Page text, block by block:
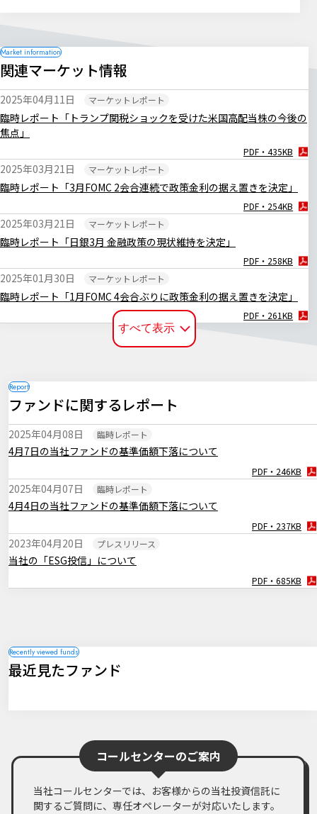
関連マーケット情報
臨時レポート「トランプ関税ショックを受けた米国高配当株の今後の
焦点」
2025年04月11日 マーケットレポート
PDF・435KB
臨時レポート「3月FOMC 2会合連続で政策金利の据え置きを決定」
2025年03月21日 マーケットレポート
PDF・254KB
臨時レポート「日銀3月 金融政策の現状維持を決定」
2025年03月21日 マーケットレポート
PDF・258KB
臨時レポート「1月FOMC 4会合ぶりに政策金利の据え置きを決定」
2025年01月30日 マーケットレポート
PDF・261KB
臨時レポート「日銀1月 0.50％への追加利上げを決定」
マーケットレポート
臨時レポート「日銀12月 金融政策の現状維持を決定」
2024年12月20日
PDF・255KB
臨時レポート「12月FOMC 3会合連続で利下げを決定」
2024年12月19日 マーケットレポート
PDF・256KB
臨時レポート「11月FOMC 2会合連続で利下げを決定」
2024年11月08日 マーケットレポート
PDF・262KB
臨時レポート「日銀10月 金融政策の現状維持を決定」
2024年11月01日 マーケットレポート
PDF・269KB
すべて表示
ファンドに関するレポート
4月7日の当社ファンドの基準価額下落について
2025年04月08日 臨時レポート
PDF・246KB
4月4日の当社ファンドの基準価額下落について
2025年04月07日 臨時レポート
PDF・237KB
当社の「ESG投信」について
2023年04月20日 プレスリリース
PDF・685KB
最近見たファンド
コールセンターのご案内
当社コールセンターでは、お客様からの当社投資信託に
関するご質問に、専任オペレーターが対応いたします。